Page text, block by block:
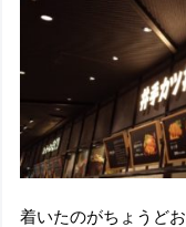
着いたのがちょうど